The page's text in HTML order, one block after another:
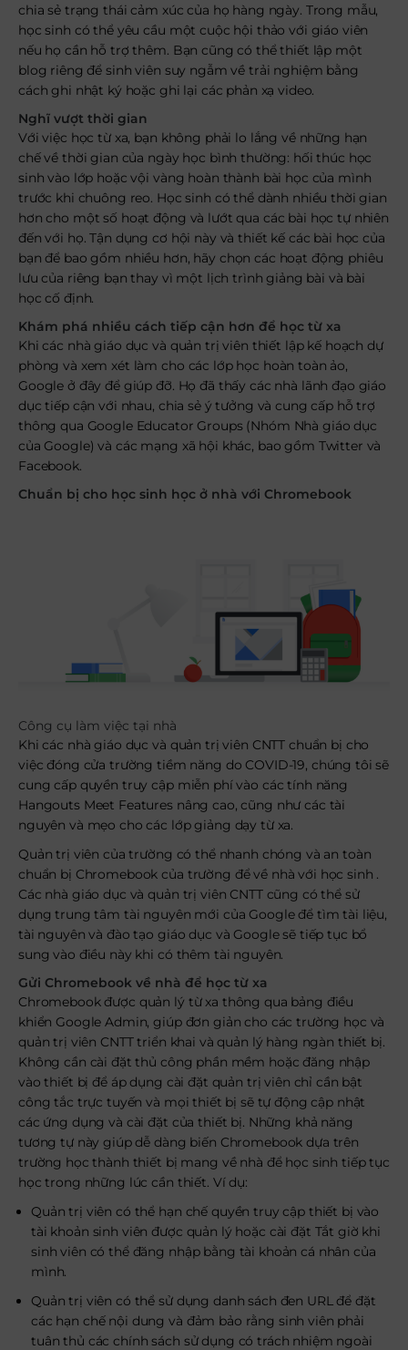
chia sẻ trạng thái cảm xúc của họ hàng ngày. Trong mẫu,
học sinh có thể yêu cầu một cuộc hội thảo với giáo viên
nếu họ cần hỗ trợ thêm. Bạn cũng có thể thiết lập một
blog riêng để sinh viên suy ngẫm về trải nghiệm bằng
cách ghi nhật ký hoặc ghi lại các phản xạ video.
Nghĩ vượt thời gian
Với việc học từ xa, bạn không phải lo lắng về những hạn
chế về thời gian của ngày học bình thường: hối thúc học
sinh vào lớp hoặc vội vàng hoàn thành bài học của mình
trước khi chuông reo. Học sinh có thể dành nhiều thời gian
hơn cho một số hoạt động và lướt qua các bài học tự nhiên
đến với họ. Tận dụng cơ hội này và thiết kế các bài học của
bạn để bao gồm nhiều hơn, hãy chọn các hoạt động phiêu
lưu của riêng bạn thay vì một lịch trình giảng bài và bài
học cố định.
Khám phá nhiều cách tiếp cận hơn để học từ xa
Khi các nhà giáo dục và quản trị viên thiết lập kế hoạch dự
phòng và xem xét làm cho các lớp học hoàn toàn ảo,
Google ở đây để giúp đỡ. Họ đã thấy các nhà lãnh đạo giáo
dục tiếp cận với nhau, chia sẻ ý tưởng và cung cấp hỗ trợ
thông qua Google Educator Groups (Nhóm Nhà giáo dục
của Google) và các mạng xã hội khác, bao gồm Twitter và
Facebook.
Chuẩn bị cho học sinh học ở nhà với Chromebook
Công cụ làm việc tại nhà
Khi các nhà giáo dục và quản trị viên CNTT chuẩn bị cho
việc đóng cửa trường tiềm năng do COVID-19, chúng tôi sẽ
cung cấp quyền truy cập miễn phí vào các tính năng
Hangouts Meet Features nâng cao, cũng như các tài
nguyên và mẹo cho các lớp giảng dạy từ xa.
Quản trị viên của trường có thể nhanh chóng và an toàn
chuẩn bị Chromebook của trường để về nhà với học sinh .
Các nhà giáo dục và quản trị viên CNTT cũng có thể sử
dụng trung tâm tài nguyên mới của Google để tìm tài liệu,
tài nguyên và đào tạo giáo dục và Google sẽ tiếp tục bổ
sung vào điều này khi có thêm tài nguyên.
Gửi Chromebook về nhà để học từ xa
Chromebook được quản lý từ xa thông qua bảng điều
khiển Google Admin, giúp đơn giản cho các trường học và
quản trị viên CNTT triển khai và quản lý hàng ngàn thiết bị.
Không cần cài đặt thủ công phần mềm hoặc đăng nhập
vào thiết bị để áp dụng cài đặt quản trị viên chỉ cần bật
công tắc trực tuyến và mọi thiết bị sẽ tự động cập nhật
các ứng dụng và cài đặt của thiết bị. Những khả năng
tương tự này giúp dễ dàng biến Chromebook dựa trên
trường học thành thiết bị mang về nhà để học sinh tiếp tục
học trong những lúc cần thiết. Ví dụ:
Quản trị viên có thể hạn chế quyền truy cập thiết bị vào
tài khoản sinh viên được quản lý hoặc cài đặt Tắt giờ khi
sinh viên có thể đăng nhập bằng tài khoản cá nhân của
mình.
Quản trị viên có thể sử dụng danh sách đen URL để đặt
các hạn chế nội dung và đảm bảo rằng sinh viên phải
tuân thủ các chính sách sử dụng có trách nhiệm ngoài